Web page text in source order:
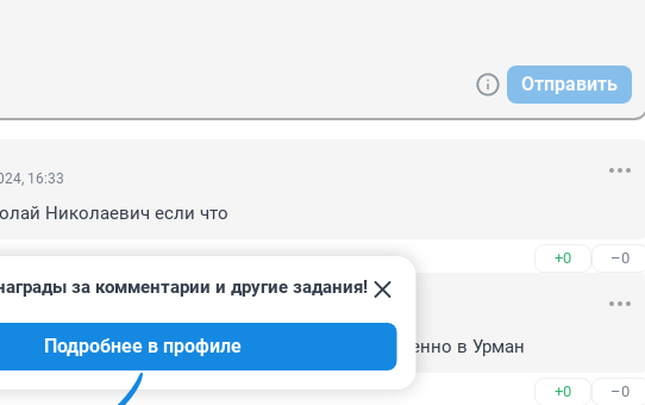
Отправить
16:33
Николаевич если что
+0 –0
автобус,а едут их много,дорога опасная,особенно в Урман
+0 –0
за комментарии и другие задания!
Подробнее в профиле